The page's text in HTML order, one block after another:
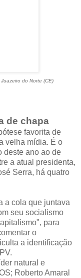
do Norte (CE)
de chapa
favorita de
velha mídia. É o
deste ano ao de
a atual presidenta,
Serra, há quatro
a cola que juntava
seu socialismo
para
o
a identificação
natural e
Roberto Amaral